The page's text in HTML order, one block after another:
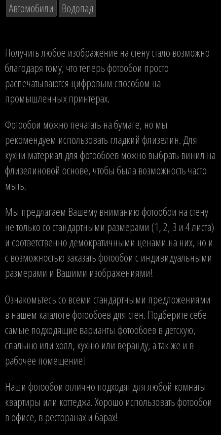
Автомобили
Водопад
Получить любое изображение на стену стало возможно
благодаря тому, что теперь фотообои просто
распечатываются цифровым способом на
промышленных принтерах.
Фотообои можно печатать на бумаге, но мы
рекомендуем использовать гладкий флизелин. Для
кухни материал для фотообоев можно выбрать винил на
флизелиновой основе, чтобы была возможность часто
мыть.
Мы предлагаем Вашему вниманию фотообои на стену
не только со стандартными размерами (1, 2, 3 и 4 листа)
и соответственно демократичными ценами на них, но и
с возможностью заказать фотообои с индивидуальными
размерами и Вашими изображениями!
Ознакомьтесь со всеми стандартными предложениями
в нашем каталоге фотообоев для стен. Подберите себе
самые подходящие варианты фотообоев в детскую,
спальню или холл, кухню или веранду, а так же и в
рабочее помещение!
Наши фотообои отлично подходят для любой комнаты
квартиры или коттеджа. Хорошо использовать фотообои
в офисе, в ресторанах и барах!